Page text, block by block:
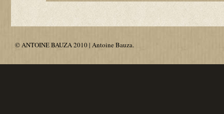
© ANTOINE BAUZA 2010 | Antoine Bauza.